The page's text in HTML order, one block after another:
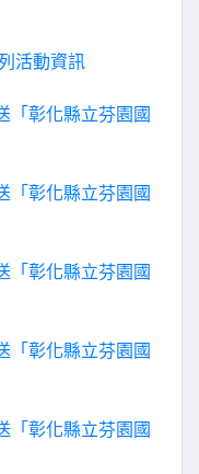
活動資訊
「彰化縣立芬園國
「彰化縣立芬園國
「彰化縣立芬園國
「彰化縣立芬園國
「彰化縣立芬園國